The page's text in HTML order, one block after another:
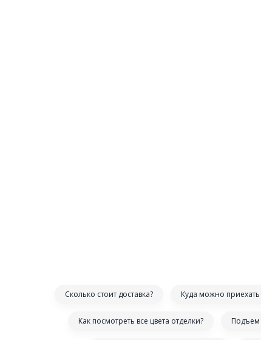
Сколько стоит доставка? Куда можно
Как посмотреть все цвета отделки? Подъем